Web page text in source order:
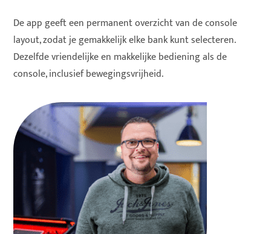
De app geeft een permanent overzicht van de console
layout, zodat je gemakkelijk elke bank kunt selecteren.
Dezelfde vriendelijke en makkelijke bediening als de
console, inclusief bewegingsvrijheid.